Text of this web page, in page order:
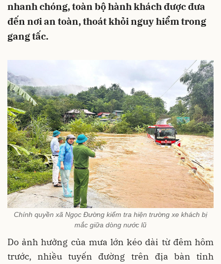
nhanh chóng, toàn bộ hành khách được đưa
đến nơi an toàn, thoát khỏi nguy hiểm trong
gang tấc.
Chính quyền xã Ngọc Đường kiểm tra hiện trường xe khách bị
mắc giữa dòng nước lũ
Do ảnh hưởng của mưa lớn kéo dài từ đêm hôm
trước, nhiều tuyến đường trên địa bàn tỉnh